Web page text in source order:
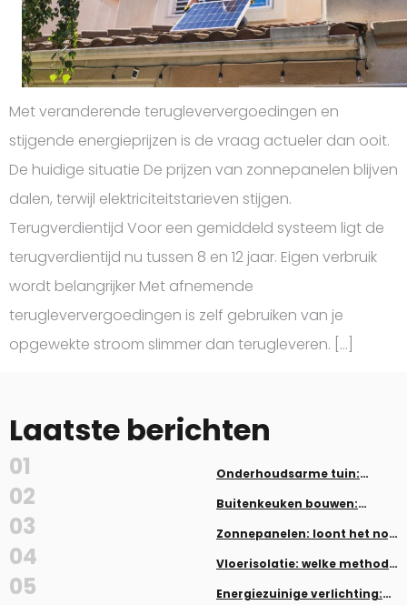
Met veranderende terugleververgoedingen en
stijgende energieprijzen is de vraag actueler dan ooit.
De huidige situatie De prijzen van zonnepanelen blijven
dalen, terwijl elektriciteitstarieven stijgen.
Terugverdientijd Voor een gemiddeld systeem ligt de
terugverdientijd nu tussen 8 en 12 jaar. Eigen verbruik
wordt belangrijker Met afnemende
terugleververgoedingen is zelf gebruiken van je
opgewekte stroom slimmer dan terugleveren. […]
Laatste berichten
01
Onderhoudsarme tuin:
werk
02
Buitenkeuken bouwen:
03
Zonnepanelen: loont het nog
04
Vloerisolatie: welke methode
05
Energiezuinige verlichting: